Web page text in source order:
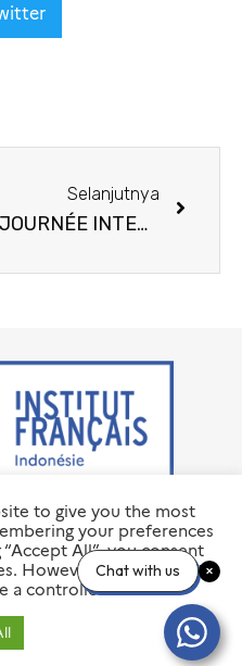
Selanjutnya
JOURNÉE INTERNATIONALE DE LA FEMME : LES FEMMES ENTRE LES CADRES
20 Jakarta Pusat 10350
55 79 00
id.com
Reserved
– IFI
to give you the most
your preferences
All”, you consent
However, you may visit
a controlled consent.
Chat with us